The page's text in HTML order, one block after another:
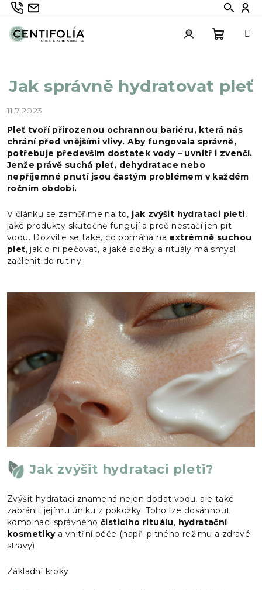
Přejít
obsah
735 336 882
info@centifolia.cz Hledat
košík
Jak správně hydratovat pleť
11.7.2023
Pleť tvoří přirozenou ochrannou bariéru, která nás
chrání před vnějšími vlivy. Aby fungovala správně,
potřebuje především dostatek vody – uvnitř i zvenčí.
Jenže právě suchá pleť, dehydratace nebo
nepříjemné pnutí jsou častým problémem v každém
ročním období.
V článku se zaměříme na to, jak zvýšit hydrataci pleti,
jaké produkty skutečně fungují a proč nestačí jen pít
vodu. Dozvíte se také, co pomáhá na extrémně suchou
pleť, jak o ni pečovat, a jaké složky a rituály má smysl
začlenit do rutiny.
Jak zvýšit hydrataci pleti?
Zvýšit hydrataci znamená nejen dodat vodu, ale také
zabránit jejímu úniku z pokožky. Toho lze dosáhnout
kombinací správného čisticího rituálu, hydratační
kosmetikya vnitřní péče (např. pitného režimu a zdravé
stravy).
Základní kroky: